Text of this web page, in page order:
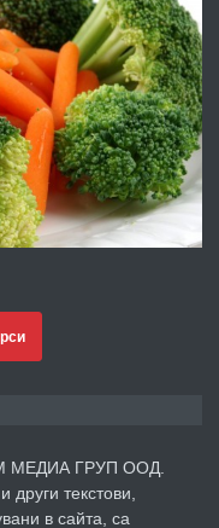
преди 2 дни
наем
преди 2 дни
Офис под наем в кв.
преди 3 дни
МЕДИА ГРУП ООД.
текстови,
в сайта, са